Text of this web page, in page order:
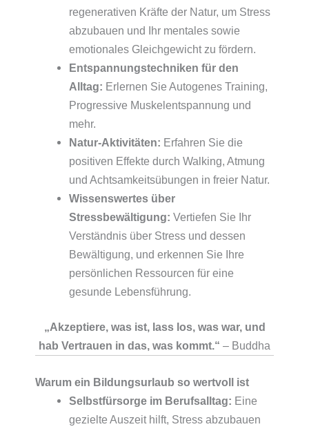
regenerativen Kräfte der Natur, um Stress
abzubauen und Ihr mentales sowie
emotionales Gleichgewicht zu fördern.
Entspannungstechniken für den
Alltag: Erlernen Sie Autogenes Training,
Progressive Muskelentspannung und
mehr.
Natur-Aktivitäten: Erfahren Sie die
positiven Effekte durch Walking, Atmung
und Achtsamkeitsübungen in freier Natur.
Wissenswertes über
Stressbewältigung: Vertiefen Sie Ihr
Verständnis über Stress und dessen
Bewältigung, und erkennen Sie Ihre
persönlichen Ressourcen für eine
gesunde Lebensführung.
„Akzeptiere, was ist, lass los, was war, und
hab Vertrauen in das, was kommt.“ – Buddha
Warum ein Bildungsurlaub so wertvoll ist
Selbstfürsorge im Berufsalltag: Eine
gezielte Auszeit hilft, Stress abzubauen